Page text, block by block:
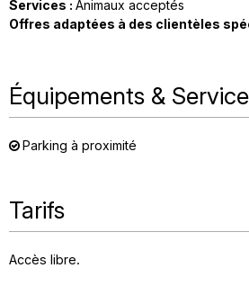
Services : Animaux acceptés
Offres adaptées à des clientèles
Équipements &
Parking à proximité
Tarifs
Accès libre.